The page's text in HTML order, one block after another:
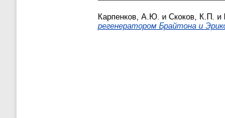
Карпенков, А.Ю. и Скоков, К.П. и
регенератором Брайтона и